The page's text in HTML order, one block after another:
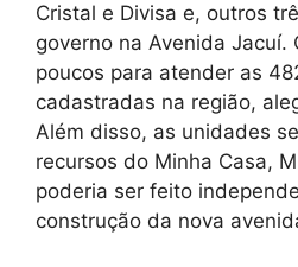
Cristal e Divisa e, outros
governo na Avenida Jacuí.
poucos para atender as
cadastradas na região,
Além disso, as unidades
recursos do Minha Casa,
poderia ser feito
construção da nova